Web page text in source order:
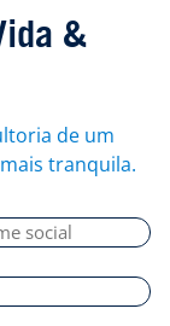
&
de um
tranquila.